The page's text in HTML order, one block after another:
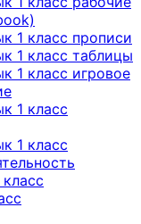
1 класс прописи
1 класс таблицы
1 класс игровое
1 класс
1 класс